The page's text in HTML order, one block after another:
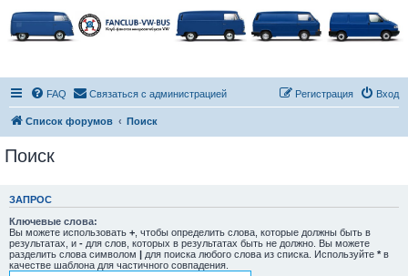
FAQ Связаться с администрацией Вход
Регистрация
Список форумов Поиск
Поиск
ЗАПРОС
Ключевые слова:
Вы можете использовать + , чтобы определить слова, которые должны быть в
результатах, и - для слов, которых в результатах быть не должно. Вы можете
разделить слова символом | для поиска любого слова из списка. Используйте * в
качестве шаблона для частичного совпадения.